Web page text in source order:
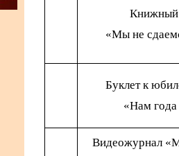
Книжный
«Мы не
Буклет к
«Нам
Видеожурнал